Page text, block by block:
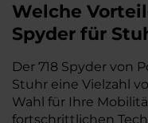
Welche
Spyder für
Der 718 Spyder von
Stuhr eine Vielzahl
Wahl für Ihre
fortschrittlichen